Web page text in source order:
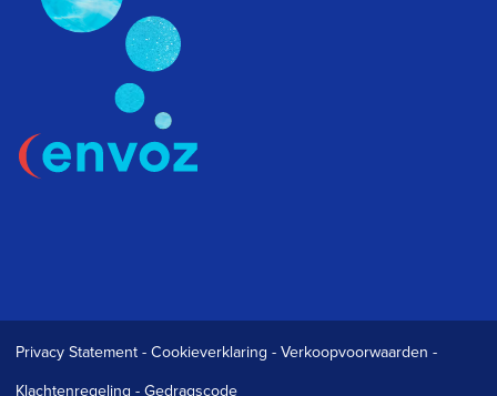
Privacy Statement -Cookieverklaring -Verkoopvoorwaarden -
Klachtenregeling -Gedragscode